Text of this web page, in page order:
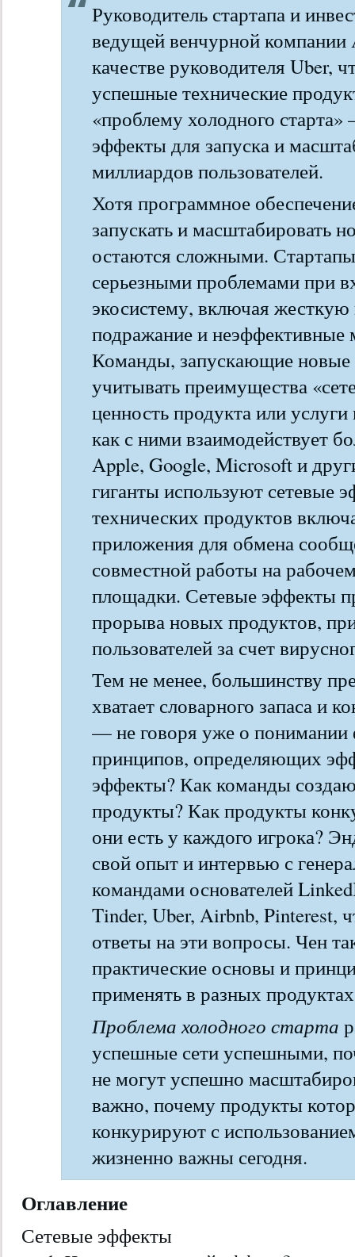
Руководитель стартапа и
ведущей венчурной компании
качестве руководителя Uber,
успешные технические
«проблему холодного
эффекты для запуска и
миллиардов пользователей.
Хотя программное
запускать и масштабировать
остаются сложными.
серьезными проблемами при
экосистему, включая
подражание и неэффективные
Команды, запускающие
учитывать преимущества
ценность продукта или услуги
как с ними взаимодействует
Apple, Google, Microsoft и
гиганты используют сетевые
технических продуктов
приложения для обмена
совместной работы на
площадки. Сетевые эффекты
прорыва новых продуктов,
пользователей за счет
Тем не менее, большинству
хватает словарного запаса и
— не говоря уже о понимании
принципов, определяющих
эффекты? Как команды
продукты? Как продукты
они есть у каждого игрока?
свой опыт и интервью с
командами основателей
Tinder, Uber, Airbnb, Pinterest,
ответы на эти вопросы. Чен
практические основы и
применять в разных
Проблема холодного старта
успешные сети успешными,
не могут успешно
важно, почему продукты
конкурируют с
жизненно важны сегодня.
Оглавление
Сетевые эффекты